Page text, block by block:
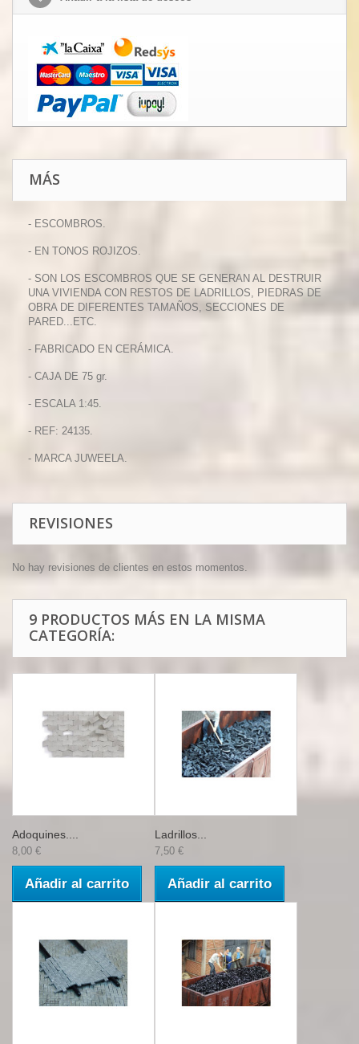
MÁS
- ESCOMBROS.
- EN TONOS ROJIZOS.
- SON LOS ESCOMBROS QUE SE GENERAN AL DESTRUIR
UNA VIVIENDA CON RESTOS DE LADRILLOS, PIEDRAS DE
OBRA DE DIFERENTES TAMAÑOS, SECCIONES DE
PARED...ETC.
- FABRICADO EN CERÁMICA.
- CAJA DE 75 gr.
- ESCALA 1:45.
- REF: 24135.
- MARCA JUWEELA.
REVISIONES
No hay revisiones de clientes en estos momentos.
9 PRODUCTOS MÁS EN LA MISMA
CATEGORÍA:
Adoquines....
8,00 €
Añadir al carrito
Ladrillos...
7,50 €
Añadir al carrito